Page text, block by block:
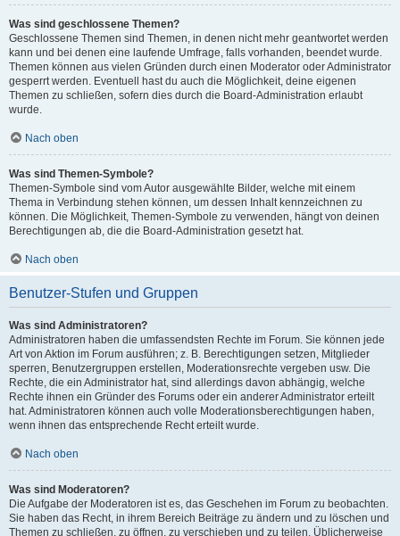
Was sind geschlossene Themen?
Geschlossene Themen sind Themen, in denen nicht mehr geantwortet werden
kann und bei denen eine laufende Umfrage, falls vorhanden, beendet wurde.
Themen können aus vielen Gründen durch einen Moderator oder Administrator
gesperrt werden. Eventuell hast du auch die Möglichkeit, deine eigenen
Themen zu schließen, sofern dies durch die Board-Administration erlaubt
wurde.
Nach oben
Was sind Themen-Symbole?
Themen-Symbole sind vom Autor ausgewählte Bilder, welche mit einem
Thema in Verbindung stehen können, um dessen Inhalt kennzeichnen zu
können. Die Möglichkeit, Themen-Symbole zu verwenden, hängt von deinen
Berechtigungen ab, die die Board-Administration gesetzt hat.
Nach oben
Benutzer-Stufen und Gruppen
Was sind Administratoren?
Administratoren haben die umfassendsten Rechte im Forum. Sie können jede
Art von Aktion im Forum ausführen; z. B. Berechtigungen setzen, Mitglieder
sperren, Benutzergruppen erstellen, Moderationsrechte vergeben usw. Die
Rechte, die ein Administrator hat, sind allerdings davon abhängig, welche
Rechte ihnen ein Gründer des Forums oder ein anderer Administrator erteilt
hat. Administratoren können auch volle Moderationsberechtigungen haben,
wenn ihnen das entsprechende Recht erteilt wurde.
Nach oben
Was sind Moderatoren?
Die Aufgabe der Moderatoren ist es, das Geschehen im Forum zu beobachten.
Sie haben das Recht, in ihrem Bereich Beiträge zu ändern und zu löschen und
Themen zu schließen, zu öffnen, zu verschieben und zu teilen. Üblicherweise